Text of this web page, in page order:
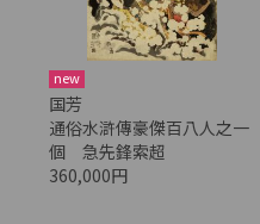
new
国芳
通俗水滸傳豪傑百八人之一
個 急先鋒索超
360,000円